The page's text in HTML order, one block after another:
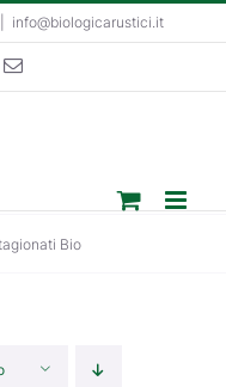
info@biologicarustici.it
Email
Bio